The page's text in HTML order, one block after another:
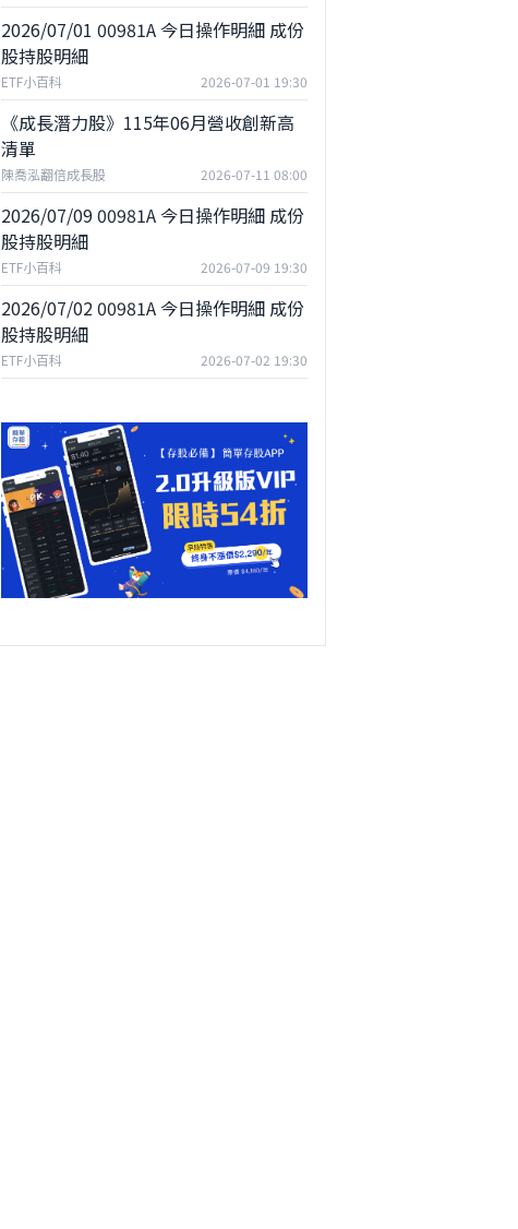
2026/07/01 00981A 今日操作明細 成份
股持股明細
ETF小百科 2026-07-01 19:30
《成長潛力股》115年06月營收創新高
清單
陳喬泓翻倍成長股 2026-07-11 08:00
2026/07/09 00981A 今日操作明細 成份
股持股明細
ETF小百科 2026-07-09 19:30
2026/07/02 00981A 今日操作明細 成份
股持股明細
ETF小百科 2026-07-02 19:30